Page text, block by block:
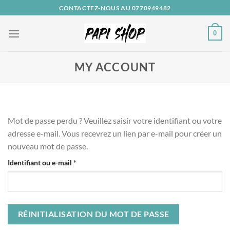
au
contenu
CONTACTEZ-NOUS AU 0770949482
0
MY ACCOUNT
Mot de passe perdu ? Veuillez saisir votre identifiant ou votre
adresse e-mail. Vous recevrez un lien par e-mail pour créer un
nouveau mot de passe.
Identifiant ou e-mail *
RÉINITIALISATION DU MOT DE PASSE